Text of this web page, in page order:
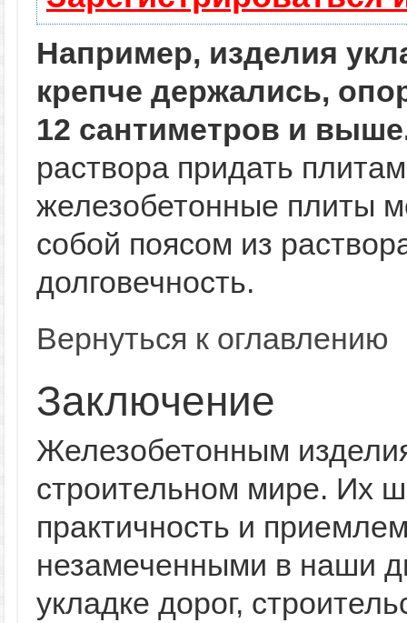
Например, изделия
крепче держались,
12 сантиметров и
раствора придать
железобетонные плиты
собой поясом из
долговечность.
Вернуться к оглавлению
Заключение
Железобетонным
строительном мире. Их
практичность и
незамеченными в наши
укладке дорог,